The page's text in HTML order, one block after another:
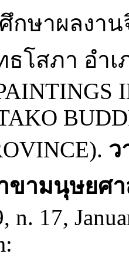
กษาผลงา
โสภา อำเ
ว
ามนุษยศ
n. 17,